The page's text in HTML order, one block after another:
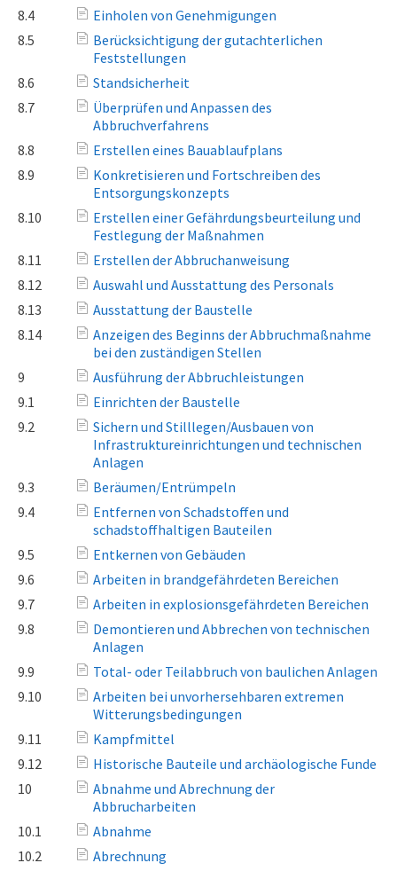
8.4
Einholen von Genehmigungen
8.5
Berücksichtigung der gutachterlichen
Feststellungen
8.6
Standsicherheit
8.7
Überprüfen und Anpassen des
Abbruchverfahrens
8.8
Erstellen eines Bauablaufplans
8.9
Konkretisieren und Fortschreiben des
Entsorgungskonzepts
8.10
Erstellen einer Gefährdungsbeurteilung und
Festlegung der Maßnahmen
8.11
Erstellen der Abbruchanweisung
8.12
Auswahl und Ausstattung des Personals
8.13
Ausstattung der Baustelle
8.14
Anzeigen des Beginns der Abbruchmaßnahme
bei den zuständigen Stellen
9
Ausführung der Abbruchleistungen
9.1
Einrichten der Baustelle
9.2
Sichern und Stilllegen/Ausbauen von
Infrastruktureinrichtungen und technischen
Anlagen
9.3
Beräumen/Entrümpeln
9.4
Entfernen von Schadstoffen und
schadstoffhaltigen Bauteilen
9.5
Entkernen von Gebäuden
9.6
Arbeiten in brandgefährdeten Bereichen
9.7
Arbeiten in explosionsgefährdeten Bereichen
9.8
Demontieren und Abbrechen von technischen
Anlagen
9.9
Total- oder Teilabbruch von baulichen Anlagen
9.10
Arbeiten bei unvorhersehbaren extremen
Witterungsbedingungen
9.11
Kampfmittel
9.12
Historische Bauteile und archäologische Funde
10
Abnahme und Abrechnung der
Abbrucharbeiten
10.1
Abnahme
10.2
Abrechnung